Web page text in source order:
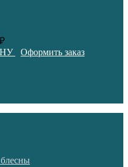
Оформить заказ